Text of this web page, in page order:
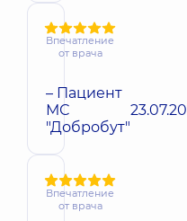
Впечатление
от врача
– Пациент
МС
"Добробут"
Впечатление
от врача